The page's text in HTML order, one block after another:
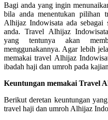
Bagi anda yang ingin
bila anda menentukan pilihan
Alhijaz Indowisata ada
anda. Travel Alhijaz
yang tentunya akan
menggunakannya. Agar lebih
memakai travel Alhijaz
ibadah haji dan umroh pada
Keuntungan memakai Travel
Berikut deretan keuntungan
travel haji dan umroh Alhijaz